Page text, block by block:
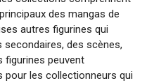
des mangas de
autres figurines qui
des scènes,
figurines peuvent
pour les collectionneurs qui